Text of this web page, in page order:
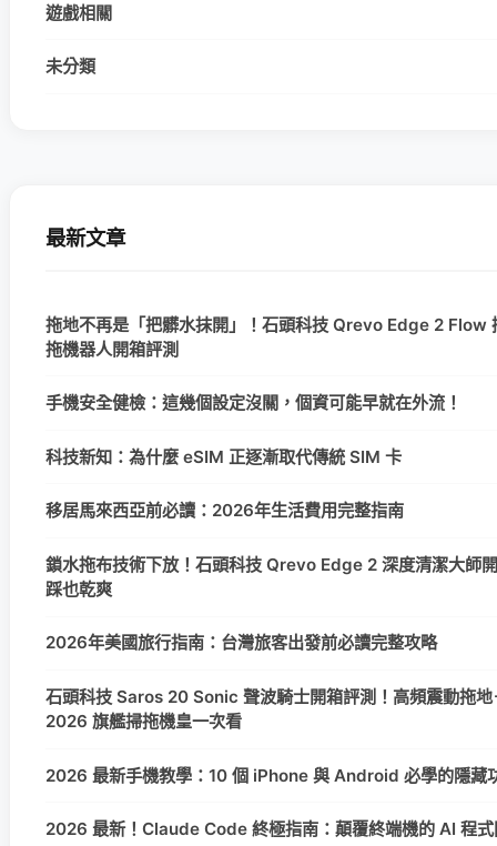
遊戲相關
未分類
最新文章
拖地不再是「把髒水抹開」！石頭科技 Qrevo Edge 2 Flow
拖機器人開箱評測
手機安全健檢：這幾個設定沒關，個資可能早就在外流！
科技新知：為什麼 eSIM 正逐漸取代傳統 SIM 卡
移居馬來西亞前必讀：2026年生活費用完整指南
鎖水拖布技術下放！石頭科技 Qrevo Edge 2 深度清潔大師
踩也乾爽
2026年美國旅行指南：台灣旅客出發前必讀完整攻略
石頭科技 Saros 20 Sonic 聲波騎士開箱評測！高頻震動拖
2026 旗艦掃拖機皇一次看
2026 最新手機教學：10 個 iPhone 與 Android 必學的隱藏
2026 最新！Claude Code 終極指南：顛覆終端機的 AI 程式